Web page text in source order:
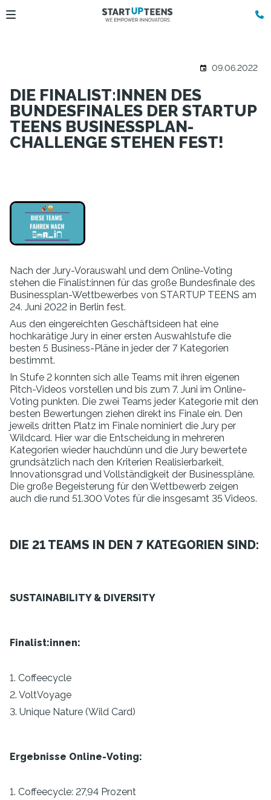
09.06.2022
DIE FINALIST:INNEN DES
BUNDESFINALES DER STARTUP
TEENS BUSINESSPLAN-
CHALLENGE STEHEN FEST!
Nach der Jury-Vorauswahl und dem Online-Voting
stehen die Finalist:innen für das große Bundesfinale des
Businessplan-Wettbewerbes von STARTUP TEENS am
24. Juni 2022 in Berlin fest.
Aus den eingereichten Geschäftsideen hat eine
hochkarätige Jury in einer ersten Auswahlstufe die
besten 5 Business-Pläne in jeder der 7 Kategorien
bestimmt.
In Stufe 2 konnten sich alle Teams mit ihren eigenen
Pitch-Videos vorstellen und bis zum 7. Juni im Online-
Voting punkten. Die zwei Teams jeder Kategorie mit den
besten Bewertungen ziehen direkt ins Finale ein. Den
jeweils dritten Platz im Finale nominiert die Jury per
Wildcard. Hier war die Entscheidung in mehreren
Kategorien wieder hauchdünn und die Jury bewertete
grundsätzlich nach den Kriterien Realisierbarkeit,
Innovationsgrad und Vollständigkeit der Businesspläne.
Die große Begeisterung für den Wettbewerb zeigen
auch die rund 51.300 Votes für die insgesamt 35 Videos.
DIE 21 TEAMS IN DEN 7 KATEGORIEN SIND:
SUSTAINABILITY & DIVERSITY
Finalist:innen:
1. Coffeecycle
2. VoltVoyage
3. Unique Nature (Wild Card)
Ergebnisse Online-Voting:
1. Coffeecycle: 27,94 Prozent